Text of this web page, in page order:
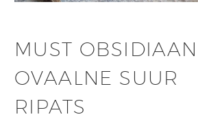
MUST OBSIDIAAN
OVAALNE SUUR
RIPATS